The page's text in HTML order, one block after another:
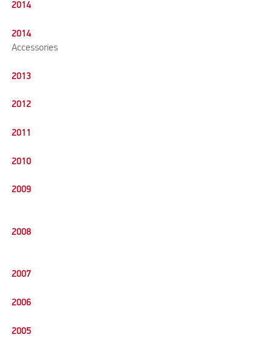
2014
2014
Accessories
2013
2012
2011
2010
2009
2008
2007
2006
2005